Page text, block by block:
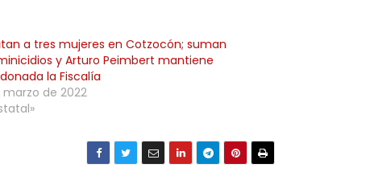
a tres mujeres en Cotzocón; suman
y Arturo Peimbert mantiene
la Fiscalía
marzo de 2022